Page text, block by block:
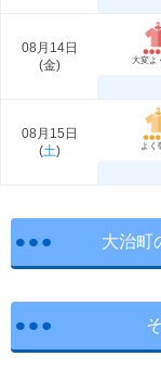
08月14日
(金) 大変よ
08月15日
(土) よく
大治町